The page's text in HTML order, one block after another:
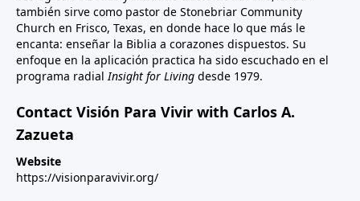
también sirve como pastor de Stonebriar Community
Church en Frisco, Texas, en donde hace lo que más le
encanta: enseñar la Biblia a corazones dispuestos. Su
enfoque en la aplicación practica ha sido escuchado en el
programa radialInsight for Living desde 1979.
Contact Visión Para Vivir with Carlos A.
Zazueta
Website
https://visionparavivir.org/